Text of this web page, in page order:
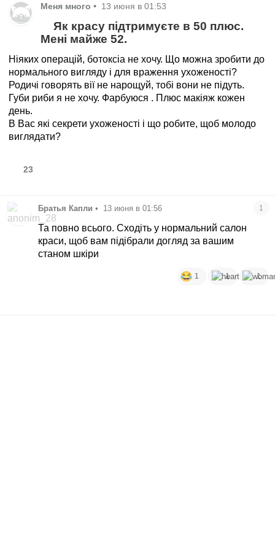
Меня много • 13 июня в 01:53
Як красу підтримуєте в 50 плюс.
Мені майже 52.
Ніяких операцій, ботоксіа не хочу. Що можна зробити до
нормального вигляду і для враження ухоженості?
Родичі говорять вії не нарощуй, тобі вони не підуть.
Губи риби я не хочу. Фарбуюся . Плюс макіяж кожен
день.
В Вас які секрети ухоженості і що робите, щоб молодо
виглядати?
23
Братья Капли • 13 июня в 01:56 1
Та повно всього. Сходіть у нормальний салон
краси, щоб вам підібрали догляд за вашим
станом шкіри
1 1 1